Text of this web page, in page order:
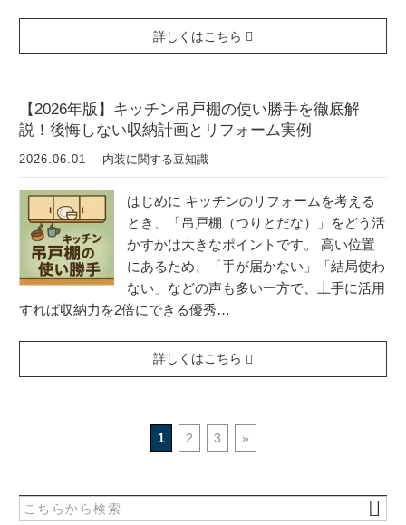
詳しくはこちら
【2026年版】キッチン吊戸棚の使い勝手を徹底解
説！後悔しない収納計画とリフォーム実例
2026.06.01 内装に関する豆知識
はじめに キッチンのリフォームを考える
とき、「吊戸棚（つりとだな）」をどう活
かすかは大きなポイントです。 高い位置
にあるため、「手が届かない」「結局使わ
ない」などの声も多い一方で、上手に活用
すれば収納力を2倍にできる優秀…
詳しくはこちら
1 2 3 »